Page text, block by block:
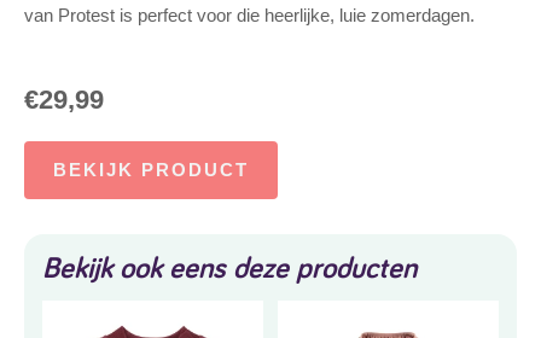
van Protest is perfect voor die heerlijke, luie zomerdagen.
€29,99
BEKIJK PRODUCT
Bekijk ook eens deze producten